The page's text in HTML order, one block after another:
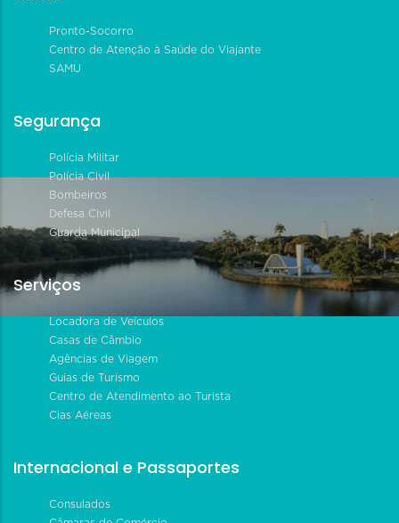
Pronto-Socorro
Centro de Atenção à Saúde do Viajante
SAMU
Segurança
Polícia Militar
Polícia Civil
Bombeiros
Defesa Civil
Guarda Municipal
Serviços
Locadora de Veículos
Casas de Câmbio
Agências de Viagem
Guias de Turismo
Centro de Atendimento ao Turista
Cias Aéreas
Internacional e Passaportes
Consulados